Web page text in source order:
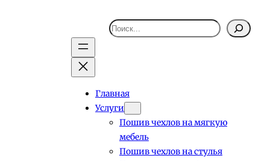
Поиск
Главная
Услуги
Пошив чехлов на мягкую
мебель
Пошив чехлов на стулья